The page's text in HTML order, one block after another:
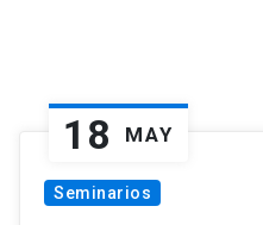
18 MAY
Seminarios